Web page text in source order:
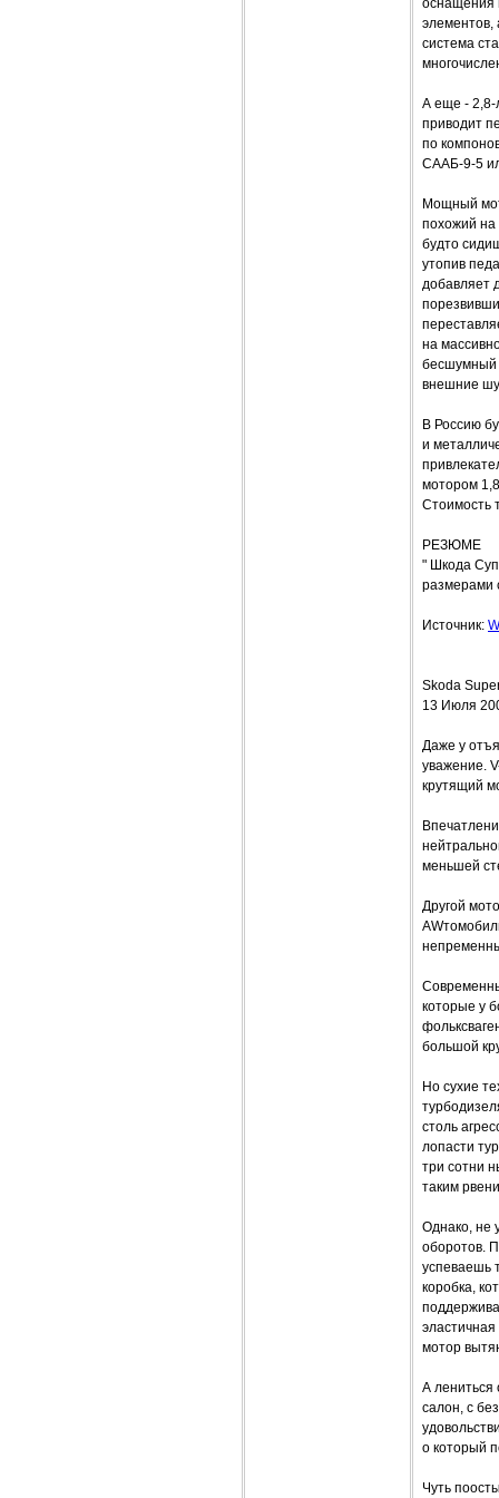
оснащения
элементов,
система
А еще - 2,8-
приводит
по
СААБ-9-5
Мощный
похожий на
будто
утопив
добавляет
на
бесшумный
внешние
В Россию
и
мотором
Стоимость
РЕЗЮМЕ
" Шкода
размерами
Источник:
Skoda
13 Июля
Даже у
уважение.
крутящий
меньшей
Другой
которые у
большой
Но сухие
столь
лопасти
три сотни
таким
Однако, не
оборотов.
успеваешь
коробка,
мотор
А лениться
салон, с
о который
Чуть